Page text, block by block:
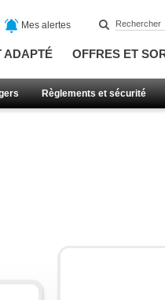
ADAPTÉ OFFRES ET
Règlements et sécurité
Mes alertes